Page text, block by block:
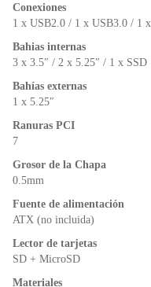
Conexiones
1 x USB2.0 / 1 x USB3.0 / 1
Bahias internas
3 x 3.5″ / 2 x 5.25″ / 1 x SSD
Bahías externas
1 x 5.25″
Ranuras PCI
7
Grosor de la Chapa
0.5mm
Fuente de alimentación
ATX (no incluida)
Lector de tarjetas
SD + MicroSD
Materiales